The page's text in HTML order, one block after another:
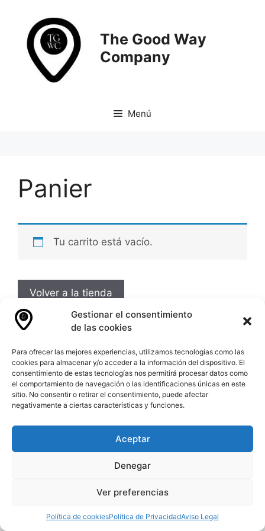
Gestionar el consentimiento
de las cookies
Para ofrecer las mejores experiencias, utilizamos tecnologías como las
cookies para almacenar y/o acceder a la información del dispositivo. El
consentimiento de estas tecnologías nos permitirá procesar datos como
el comportamiento de navegación o las identificaciones únicas en este
sitio. No consentir o retirar el consentimiento, puede afectar
negativamente a ciertas características y funciones.
Aceptar
Denegar
Ver preferencias
Política de cookiesPolítica de PrivacidadAviso Legal
contenido
The Good Way
Company
Menú
Panier
Tu carrito está vacío.
Volver a la tienda
The Good Way Company 2026©